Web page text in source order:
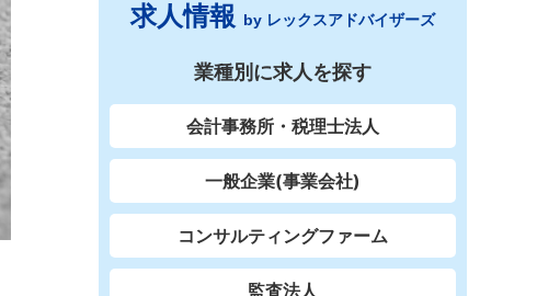
求人情報 by レックスアドバイザーズ
業種別に求人を探す
会計事務所・税理士法人
一般企業(事業会社)
コンサルティングファーム
監査法人